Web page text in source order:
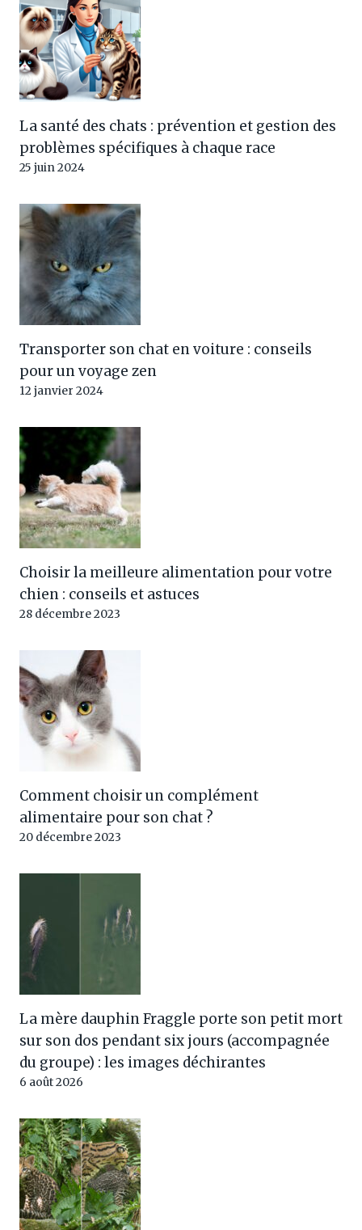
La santé des chats : prévention et gestion des
problèmes spécifiques à chaque race
25 juin 2024
Transporter son chat en voiture : conseils
pour un voyage zen
12 janvier 2024
Choisir la meilleure alimentation pour votre
chien : conseils et astuces
28 décembre 2023
Comment choisir un complément
alimentaire pour son chat ?
20 décembre 2023
La mère dauphin Fraggle porte son petit mort
sur son dos pendant six jours (accompagnée
du groupe) : les images déchirantes
6 août 2026